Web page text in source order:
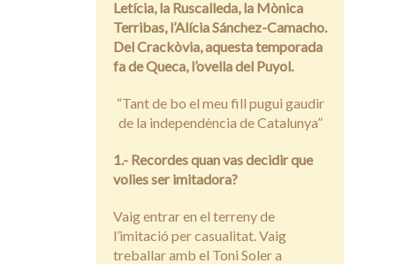
Letícia, la Ruscalleda, la Mònica
Terribas, l’Alícia Sánchez-Camacho.
Del Crackòvia, aquesta temporada
fa de Queca, l’ovella del Puyol.
“Tant de bo el meu fill pugui gaudir
de la independència de Catalunya”
1.- Recordes quan vas decidir que
volies ser imitadora?
Vaig entrar en el terreny de
l’imitació per casualitat. Vaig
treballar amb el Toni Soler a